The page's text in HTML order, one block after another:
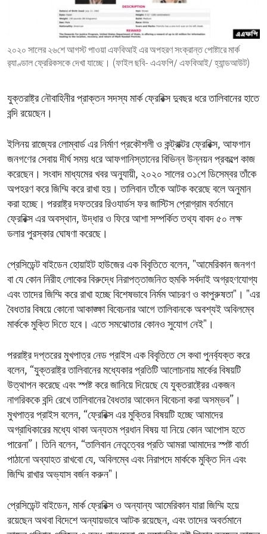
ENVIRONMENT AND HEALTH
IDEALS AND INSTITUTIONS
২০২০ সালের ২৬শে আগস্ট পাওয়া এফবিআই এর অপহরণ সংক্রান্ত পোষ্টারে মার্ক
র‍্যাণ্ডাল ফ্রেরিকসকে দেখা যাচ্ছে। (ফাইল ছবি- এএফপি/ এফবিআই/ হ্যান্ডআউট)
যুক্তরাষ্ট্র নৌবাহিনীর প্রাক্তন সদস্য মার্ক ফ্রেরিক্স দুবছর ধরে তালিবানের হাতে
বন্দি রয়েছেন।
ইলিনয় রাজ্যের লোম্বার্ড এর নির্মাণ প্রকৌশলী ও কন্ট্রাক্টর ফ্রেরিক্স, আফগান
জনগণের সেবায় দীর্ঘ সময় ধরে আফগানিস্তানের বিভিন্ন উন্নয়ন প্রকল্পে কাজ
করেছেন। সংবাদ মাধ্যমের খবর অনুযায়ী, ২০২০ সালের ৩১শে ডিসেম্বর তাঁকে
অপহরণ করে জিম্মি করে রাখা হয়। তালিবান তাঁকে আটক করেছে বলে অনুমান
করা হচ্ছে। পররাষ্ট্র দফতরের রিওযার্ডস ফর জাস্টিস প্রোগ্রাম বর্তমানে
ফ্রেরিক্স এর অবস্থান, উদ্ধার ও ফিরে আশা সম্পর্কিত তথ্য বাবদ ৫০ লক্ষ
ডলার পুরস্কার ঘোষণা করেছে।
প্রেসিডেন্ট বাইডেন হোয়াইট হাউজের এক বিবৃতিতে বলেন, "আমেরিকান জনগণ
বা যে কোন নিরীহ লোকের বিরুদ্ধে নিরাপত্তাজনিত হুমকি সর্বদাই অগ্রহণযোগ্য
এবং তাদের জিম্মি করে রাখা হচ্ছে বিশেষভাবে নির্মম আচরণ ও কাপুরুষতা"। "এর
বৈধতার বিষয়ে কোনো আকাঙ্ক্ষা বিবেচনার আগে তালিবানকে অবশ্যই অবিলম্বে
মার্ককে মুক্তি দিতে হবে। এতে সমঝোতার কোনও সুযোগ নেই"।
পররাষ্ট্র দপ্তরের মুখপাত্র নেড প্রাইস এক বিবৃতিতে সে কথা পুনর্ব্যক্ত করে
বলেন, “যুক্তরাষ্ট্র তালিবানের মধ্যেকার প্রতিটি আলোচনায় মার্কের বিষয়টি
উত্থাপন করেছে এবং স্পষ্ট করে জানিয়ে দিয়েছে যে যুক্তরাষ্ট্রের একজন
নাগরিককে বন্দি রেখে তালিবানের বৈধতার আবেদন বিবেচনা করা অসম্ভব”।
মুখপাত্র প্রাইস বলেন, “ফ্রেরিক্স এর মুক্তির বিষয়টি হচ্ছে আমাদের
অগ্রাধিকারের মধ্যে থাকা অন্যতম প্রধান বিষয় যা নিয়ে কোন আপোস হতে
পারেনা”। তিনি বলেন, “তালিবান নেতৃত্বের প্রতি আমরা আমাদের স্পষ্ট বার্তা
পাঠানো অব্যাহত রাখবো যে, অবিলম্বে এবং নিরাপদে মার্ককে মুক্তি দিন এবং
জিম্মি রাখার অভ্যাস বর্জন করুন"।
প্রেসিডেন্ট বাইডেন, মার্ক ফ্রেরিক্স ও অন্যান্য আমেরিকান যারা জিম্মি হয়ে
রয়েছেন অথবা বিদেশে অন্যায়ভাবে আটক রয়েছেন, এবং তাদের অবর্তমানে